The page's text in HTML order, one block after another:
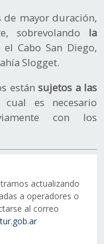
de mayor duración,
sobrevolando la
Cabo San Diego,
Slogget.
estánsujetos a las
es necesario
con los
actualizando
a operadores o
al correo